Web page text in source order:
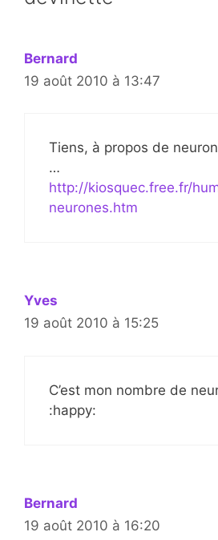
Bernard
19 août 2010 à 13:47
Tiens, à propos de
…
http://kiosquec.free.fr/
neurones.htm
Yves
19 août 2010 à 15:25
C’est mon nombre de
:happy:
Bernard
19 août 2010 à 16:20